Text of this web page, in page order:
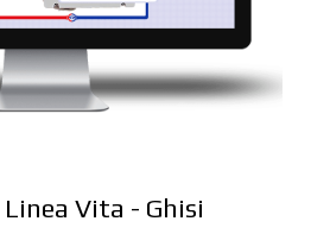
Vita - Ghisi